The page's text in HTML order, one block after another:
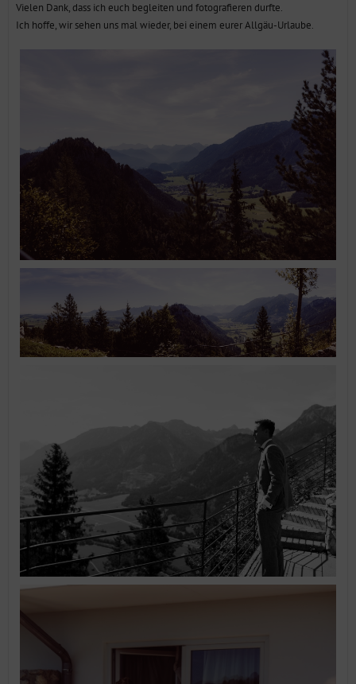
Vielen Dank, dass ich euch begleiten und fotografieren durfte.
Ich hoffe, wir sehen uns mal wieder, bei einem eurer Allgäu-Urlaube.